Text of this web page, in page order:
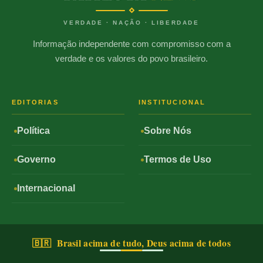
VERDADE · NAÇÃO · LIBERDADE
Informação independente com compromisso com a
verdade e os valores do povo brasileiro.
EDITORIAS
Política
Governo
Internacional
INSTITUCIONAL
Sobre Nós
Termos de Uso
🇧🇷 Brasil acima de tudo, Deus acima de todos